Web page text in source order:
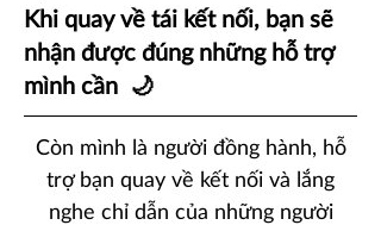
Khi quay về tái kết nối, bạn sẽ
nhận được đúng những hỗ trợ
mình cần 🌙
​Còn mình là người đồng hành, hỗ
trợ bạn quay về kết nối và lắng
nghe chỉ dẫn của những người